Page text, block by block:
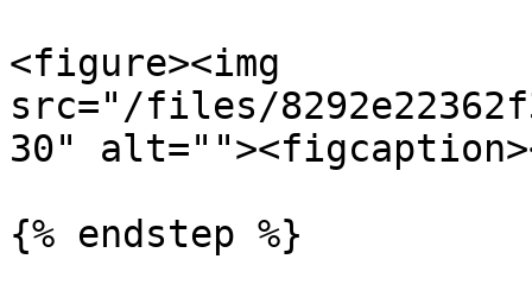
<figure><img
src="/files/
30"
{% endstep %}